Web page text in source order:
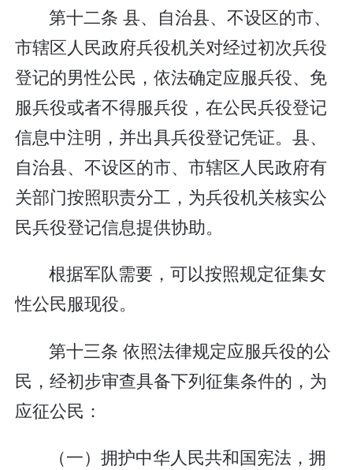
第十二条 县、自治县、不设区的市、
市辖区人民政府兵役机关对经过初次兵役
登记的男性公民，依法确定应服兵役、免
服兵役或者不得服兵役，在公民兵役登记
信息中注明，并出具兵役登记凭证。县、
自治县、不设区的市、市辖区人民政府有
关部门按照职责分工，为兵役机关核实公
民兵役登记信息提供协助。
根据军队需要，可以按照规定征集女
性公民服现役。
第十三条 依照法律规定应服兵役的公
民，经初步审查具备下列征集条件的，为
应征公民：
（一）拥护中华人民共和国宪法，拥